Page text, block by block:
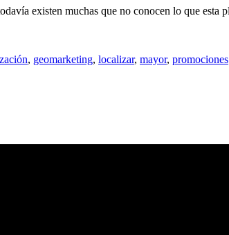
existen muchas que no conocen lo que esta
, geomarketing, localizar, mayor, promociones